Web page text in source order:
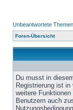
Unbeantwortete Themen
Foren-Übersicht
Du musst in
Registrierung ist
weitere
Benutzern auch